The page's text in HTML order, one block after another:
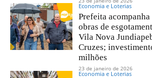
Economia e Loterias
Prefeita acompanha
obras de
Vila Nova
Cruzes;
milhões
23 de janeiro de 2026
Economia e Loterias